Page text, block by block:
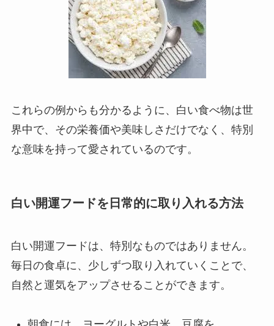
これらの例からも分かるように、白い食べ物は世
界中で、その栄養価や美味しさだけでなく、特別
な意味を持って愛されているのです。
白い開運フードを日常的に取り入れる方法
白い開運フードは、特別なものではありません。
毎日の食卓に、少しずつ取り入れていくことで、
自然と運気をアップさせることができます。